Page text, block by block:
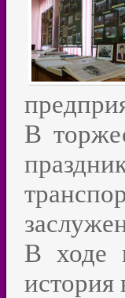
В
В ходе
история